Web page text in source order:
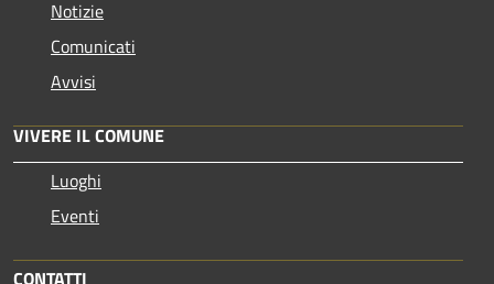
Notizie
Comunicati
Avvisi
VIVERE IL COMUNE
Luoghi
Eventi
CONTATTI